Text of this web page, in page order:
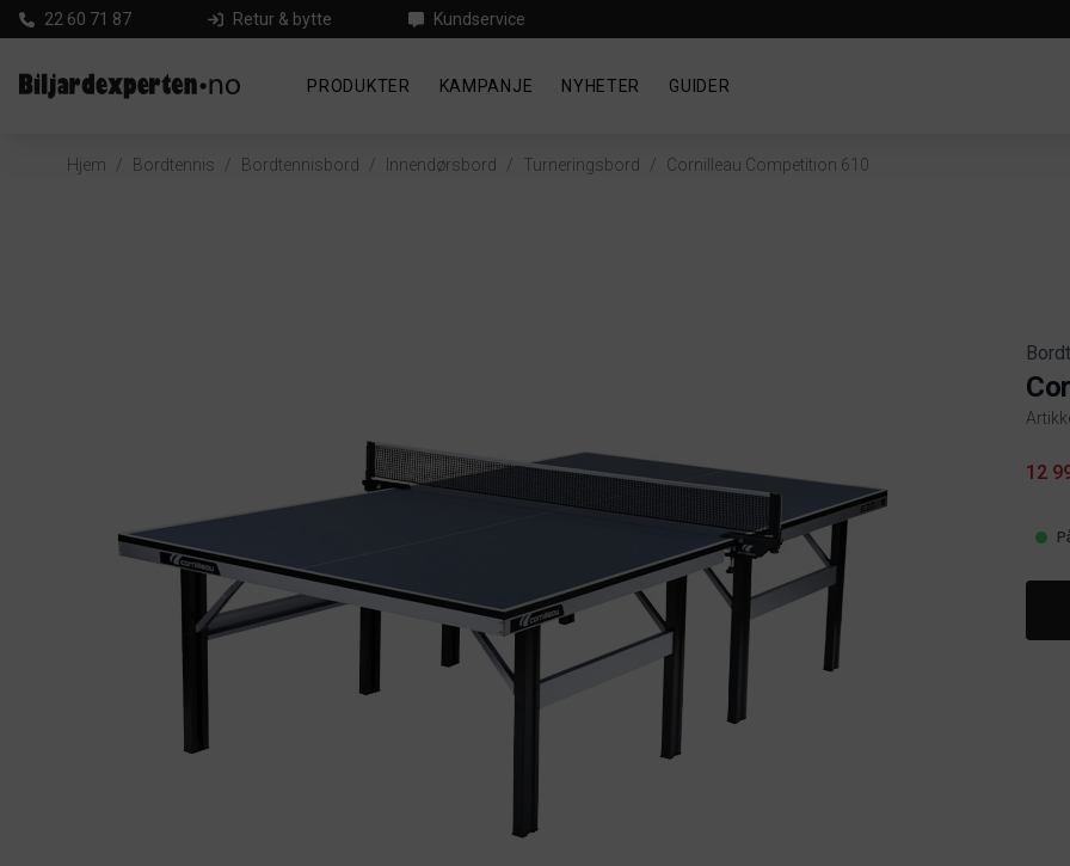
22 60 71 87 Retur & bytte Kundservice
PRODUKTER KAMPANJE NYHETER GUIDER
Hjem / Bordtennis / Bordtennisbord / Innendørsbord / Turneringsbord / Cornilleau Competition 610
12